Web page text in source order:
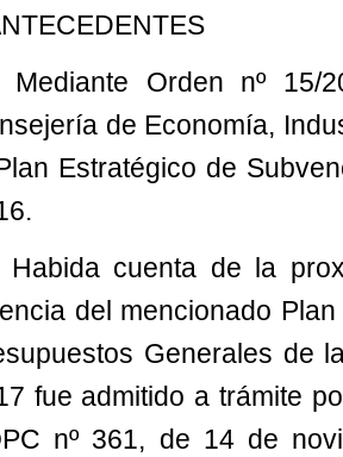
Mediante Orden nº
de Economía,
Estratégico de
Habida cuenta de la
del mencionado
Generales de
fue admitido a trámite
nº 361, de 14 de